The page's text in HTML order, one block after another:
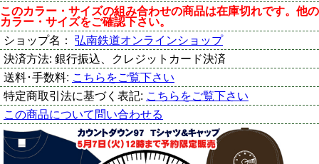
このカラー・サイズの組み合わせの商品は在庫切れです。他の
カラー・サイズをご確認下さい。
ショップ名： 弘南鉄道オンラインショップ
決済方法: 銀行振込、クレジットカード決済
送料･手数料: こちらをご覧下さい
特定商取引法に基づく表記: こちらをご覧下さい
この商品について問い合わせる